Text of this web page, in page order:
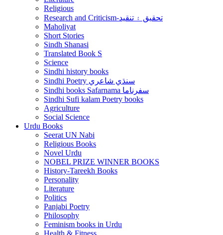
Religious
Research and Criticism-تحقيق ۽ تنقيد
Maholiyat
Short Stories
Sindh Shanasi
Translated Book S
Science
Sindhi history books
Sindhi Poetry سنڌي شاعري
Sindhi books Safarnama سفرناما
Sindhi Sufi kalam Poetry books
Agriculture
Social Science
Urdu Books
Seerat UN Nabi
Religious Books
Novel Urdu
NOBEL PRIZE WINNER BOOKS
History-Tareekh Books
Personality
Literature
Politics
Panjabi Poetry
Philosophy
Feminism books in Urdu
Health & Fitness